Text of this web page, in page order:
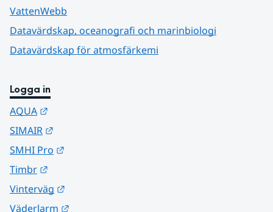
VattenWebb
Datavärdskap, oceanografi och marinbiologi
Datavärdskap för atmosfärkemi
Logga in
AQUA
SIMAIR
SMHI Pro
Timbr
Vinterväg
Väderlarm